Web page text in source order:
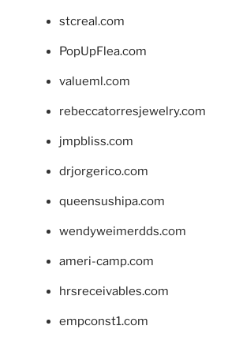
stcreal.com
PopUpFlea.com
valueml.com
rebeccatorresjewelry.com
jmpbliss.com
drjorgerico.com
queensushipa.com
wendyweimerdds.com
ameri-camp.com
hrsreceivables.com
empconst1.com